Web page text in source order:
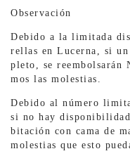
Observación
Debido a la limitada
rellas en Lucerna, si
pleto, se reembolsarán
mos las molestias.
Debido al número
si no hay
bitación con cama de
molestias que esto